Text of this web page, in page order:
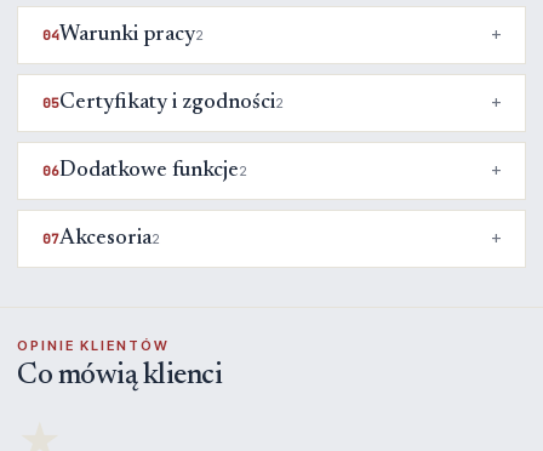
04Warunki pracy2
05Certyfikaty i zgodności2
06Dodatkowe funkcje2
07Akcesoria2
OPINIE KLIENTÓW
Co mówią klienci